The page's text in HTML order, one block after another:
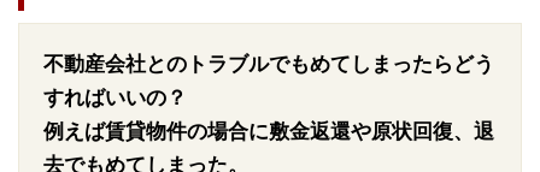
不動産会社とのトラブルでもめてしまったらどう
すればいいの？
例えば賃貸物件の場合に敷金返還や原状回復、退
去でもめてしまった。